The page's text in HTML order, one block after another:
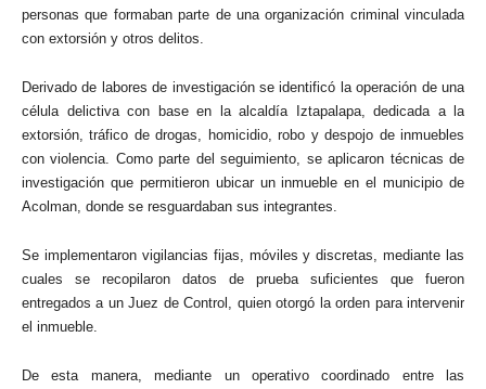
personas que formaban parte de una organización criminal vinculada
con extorsión y otros delitos.
Derivado de labores de investigación se identificó la operación de una
célula delictiva con base en la alcaldía Iztapalapa, dedicada a la
extorsión, tráfico de drogas, homicidio, robo y despojo de inmuebles
con violencia. Como parte del seguimiento, se aplicaron técnicas de
investigación que permitieron ubicar un inmueble en el municipio de
Acolman, donde se resguardaban sus integrantes.
Se implementaron vigilancias fijas, móviles y discretas, mediante las
cuales se recopilaron datos de prueba suficientes que fueron
entregados a un Juez de Control, quien otorgó la orden para intervenir
el inmueble.
De esta manera, mediante un operativo coordinado entre las